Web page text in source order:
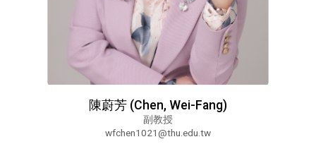
陳蔚芳 (Chen, Wei-Fang)
副教授
wfchen1021@thu.edu.tw